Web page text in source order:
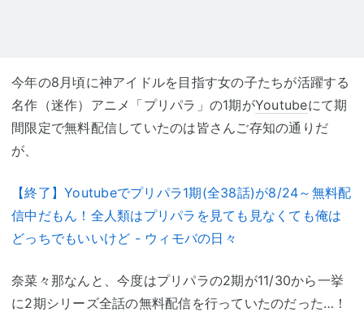
今年の8月頃に神アイドルを目指す女の子たちが活躍する
名作（迷作）アニメ「プリパラ」の1期がYoutubeにて期
間限定で無料配信していたのは皆さんご存知の通りだ
が、
【終了】Youtubeでプリパラ1期(全38話)が8/24～無料配
信中だもん！全人類はプリパラを見ても見なくても俺は
どっちでもいいけど - ウィモバの日々
奈菜々那なんと、今度はプリパラの2期が11/30から一挙
に2期シリーズ全話の無料配信を行っていたのだった…！